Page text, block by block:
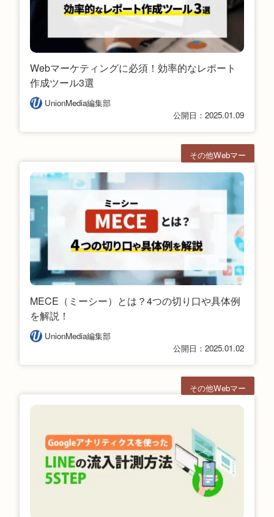
Webマーケティングに必須！効率的なレポート
作成ツール3選
UnionMedia編集部
公開日：2025.01.09
MECE（ミーシー）とは？4つの切り口や具体例
を解説！
UnionMedia編集部
公開日：2025.01.02
その他Webマー
その他Webマー